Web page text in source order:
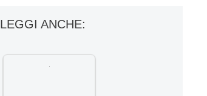
LEGGI ANCHE: